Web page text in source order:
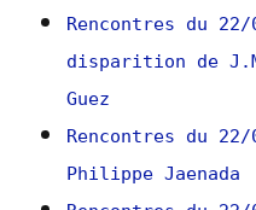
Rencontres du
disparition de
Guez
Rencontres du
Philippe Jaenada